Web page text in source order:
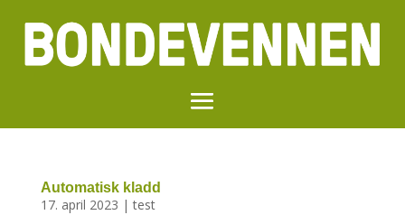
Automatisk kladd
17. april 2023 |test